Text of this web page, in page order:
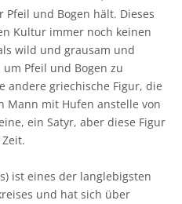
und Bogen hält. Dieses
Kultur immer noch keinen
wild und grausam und
Pfeil und Bogen zu
andere griechische Figur, die
Mann mit Hufen anstelle von
ein Satyr, aber diese Figur
ist eines der langlebigsten
und hat sich über